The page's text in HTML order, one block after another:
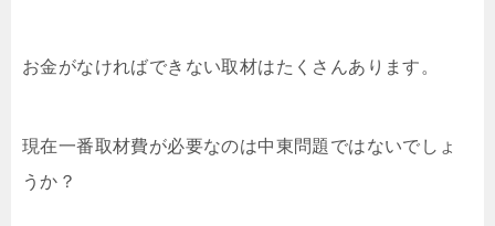
お金がなければできない取材はたくさんあります。
現在一番取材費が必要なのは中東問題ではないでしょ
うか？